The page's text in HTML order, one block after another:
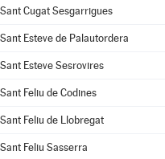
Sant Cugat Sesgarrigues
Sant Esteve de Palautordera
Sant Esteve Sesrovires
Sant Feliu de Codines
Sant Feliu de Llobregat
Sant Feliu Sasserra